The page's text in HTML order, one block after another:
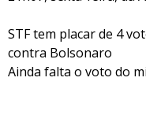
STF tem placar de 4
contra Bolsonaro
Ainda falta o voto do